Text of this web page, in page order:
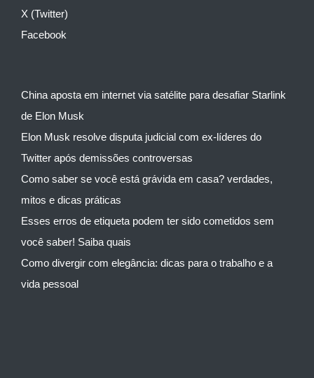
X (Twitter)
Facebook
China aposta em internet via satélite para desafiar Starlink
de Elon Musk
Elon Musk resolve disputa judicial com ex-líderes do
Twitter após demissões controversas
Como saber se você está grávida em casa? verdades,
mitos e dicas práticas
Esses erros de etiqueta podem ter sido cometidos sem
você saber! Saiba quais
Como divergir com elegância: dicas para o trabalho e a
vida pessoal